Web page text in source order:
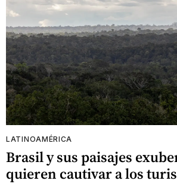
LATINOAMÉRICA
Brasil y sus paisajes
quieren cautivar a los